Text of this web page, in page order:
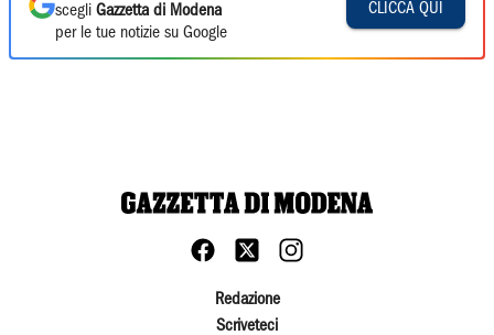
scegli Gazzetta di Modena
per le tue notizie su Google
CLICCA QUI
Redazione
Scriveteci